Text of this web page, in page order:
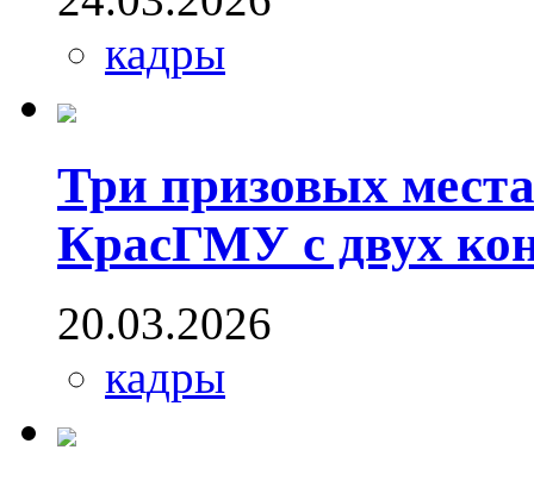
кадры
Три призовых
КрасГМУ с двух
20.03.2026
кадры